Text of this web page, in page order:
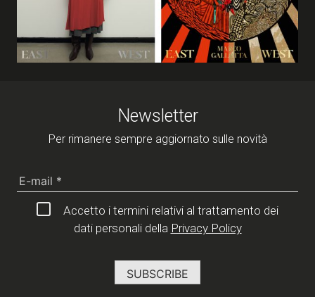
Newsletter
Per rimanere sempre aggiornato sulle novità
Accetto i termini relativi al trattamento dei
dati personali della Privacy Policy